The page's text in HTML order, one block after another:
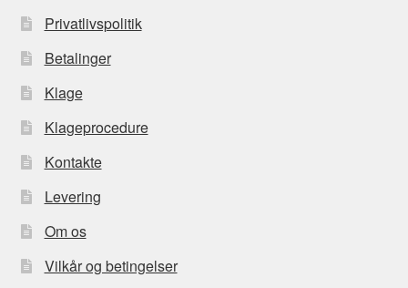
Privatlivspolitik
Betalinger
Klage
Klageprocedure
Kontakte
Levering
Om os
Vilkår og betingelser